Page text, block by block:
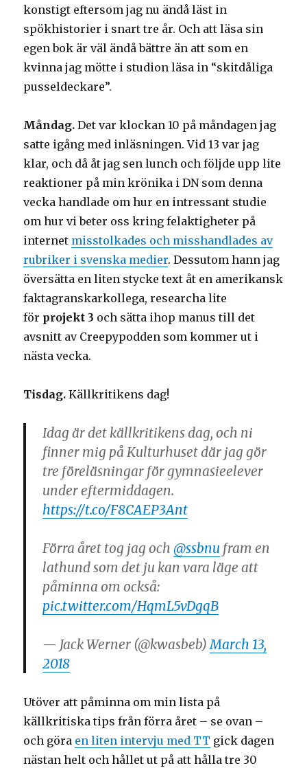
konstigt eftersom jag nu ändå läst in
spökhistorier i snart tre år. Och att läsa sin
egen bok är väl ändå bättre än att som en
kvinna jag mötte i studion läsa in “skitdåliga
pusseldeckare”.
Måndag.Det var klockan 10 på måndagen jag
satte igång med inläsningen. Vid 13 var jag
klar, och då åt jag sen lunch och följde upp lite
reaktioner på min krönika i DN som denna
vecka handlade om hur en intressant studie
om hur vi beter oss kring felaktigheter på
internet misstolkades och misshandlades av
rubriker i svenska medier. Dessutom hann jag
översätta en liten stycke text åt en amerikansk
faktagranskarkollega, researcha lite
för projekt 3 och sätta ihop manus till det
avsnitt av Creepypodden som kommer ut i
nästa vecka.
Tisdag.Källkritikens dag!
Idag är det källkritikens dag, och ni
finner mig på Kulturhuset där jag gör
tre föreläsningar för gymnasieelever
under eftermiddagen.
https://t.co/F8CAEP3Ant
Förra året tog jag och @ssbnu fram en
lathund som det ju kan vara läge att
påminna om också:
pic.twitter.com/HqmL5vDgqB
— Jack Werner (@kwasbeb)March 13,
2018
Utöver att påminna om min lista på
källkritiska tips från förra året – se ovan –
och göra en liten intervju med TT gick dagen
nästan helt och hållet ut på att hålla tre 30